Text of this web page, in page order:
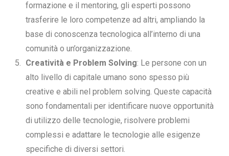
formazione e il mentoring, gli esperti possono
trasferire le loro competenze ad altri, ampliando la
base di conoscenza tecnologica all’interno di una
comunità o un’organizzazione.
Creatività e Problem Solving: Le persone con un
alto livello di capitale umano sono spesso più
creative e abili nel problem solving. Queste capacità
sono fondamentali per identificare nuove opportunità
di utilizzo delle tecnologie, risolvere problemi
complessi e adattare le tecnologie alle esigenze
specifiche di diversi settori.